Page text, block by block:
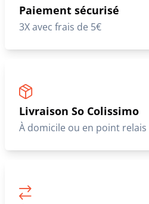
Paiement sécurisé
3X avec frais de 5€
Livraison So Colissimo
À domicile ou en point relais